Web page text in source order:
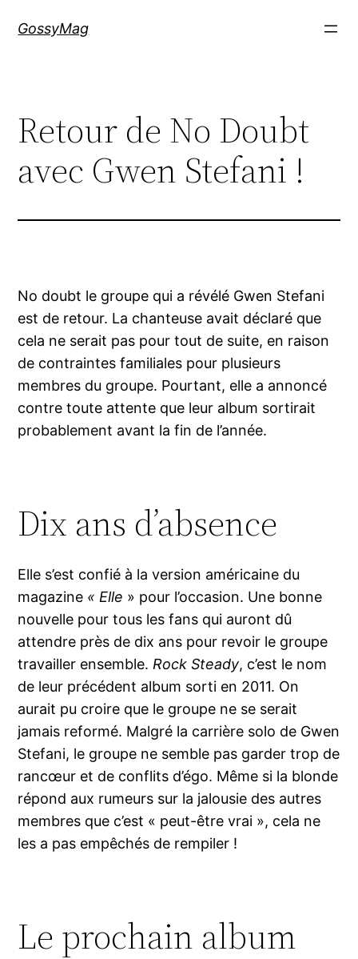
GossyMag
Retour de No Doubt
avec Gwen Stefani !
No doubt le groupe qui a révélé Gwen Stefani
est de retour. La chanteuse avait déclaré que
cela ne serait pas pour tout de suite, en raison
de contraintes familiales pour plusieurs
membres du groupe. Pourtant, elle a annoncé
contre toute attente que leur album sortirait
probablement avant la fin de l’année.
Dix ans d’absence
Elle s’est confié à la version américaine du
magazine « Elle » pour l’occasion. Une bonne
nouvelle pour tous les fans qui auront dû
attendre près de dix ans pour revoir le groupe
travailler ensemble. Rock Steady, c’est le nom
de leur précédent album sorti en 2011. On
aurait pu croire que le groupe ne se serait
jamais reformé. Malgré la carrière solo de Gwen
Stefani, le groupe ne semble pas garder trop de
rancœur et de conflits d’égo. Même si la blonde
répond aux rumeurs sur la jalousie des autres
membres que c’est « peut-être vrai », cela ne
les a pas empêchés de rempiler !
Le prochain album